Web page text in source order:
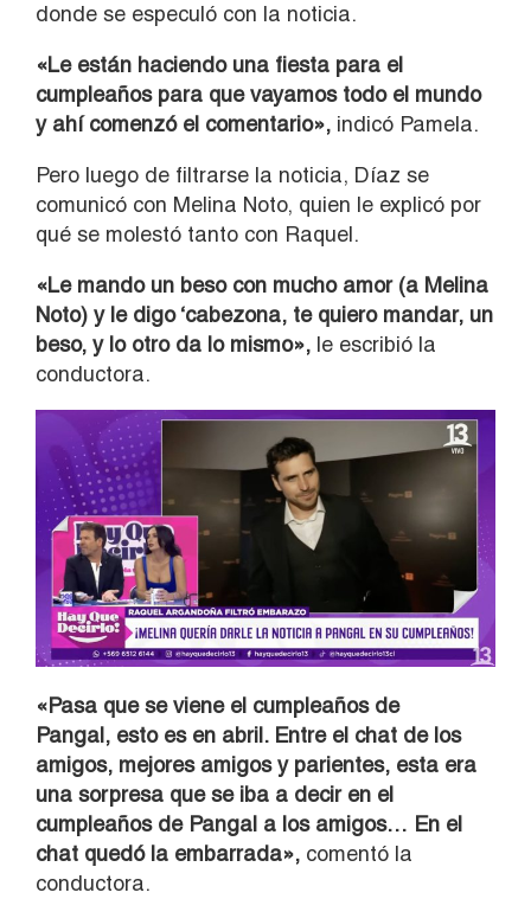
donde se especuló con la noticia.
«Le están haciendo una fiesta para el
cumpleaños para que vayamos todo el mundo
y ahí comenzó el comentario», indicó Pamela.
Pero luego de filtrarse la noticia, Díaz se
comunicó con Melina Noto, quien le explicó por
qué se molestó tanto con Raquel.
«Le mando un beso con mucho amor (a Melina
Noto) y le digo ‘cabezona, te quiero mandar, un
beso, y lo otro da lo mismo», le escribió la
conductora.
«Pasa que se viene el cumpleaños de
Pangal, esto es en abril. Entre el chat de los
amigos, mejores amigos y parientes, esta era
una sorpresa que se iba a decir en el
cumpleaños de Pangal a los amigos… En el
chat quedó la embarrada», comentó la
conductora.